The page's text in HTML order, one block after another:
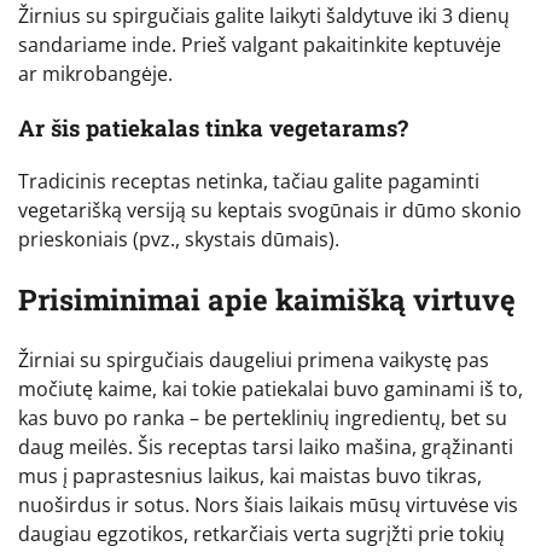
Žirnius su spirgučiais galite laikyti šaldytuve iki 3 dienų
sandariame inde. Prieš valgant pakaitinkite keptuvėje
ar mikrobangėje.
Ar šis patiekalas tinka vegetarams?
Tradicinis receptas netinka, tačiau galite pagaminti
vegetarišką versiją su keptais svogūnais ir dūmo skonio
prieskoniais (pvz., skystais dūmais).
Prisiminimai apie kaimišką virtuvę
Žirniai su spirgučiais daugeliui primena vaikystę pas
močiutę kaime, kai tokie patiekalai buvo gaminami iš to,
kas buvo po ranka – be perteklinių ingredientų, bet su
daug meilės. Šis receptas tarsi laiko mašina, grąžinanti
mus į paprastesnius laikus, kai maistas buvo tikras,
nuoširdus ir sotus. Nors šiais laikais mūsų virtuvėse vis
daugiau egzotikos, retkarčiais verta sugrįžti prie tokių